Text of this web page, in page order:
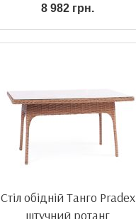
8 982 грн.
Стіл обідній Танго Pradex
штучний ротанг